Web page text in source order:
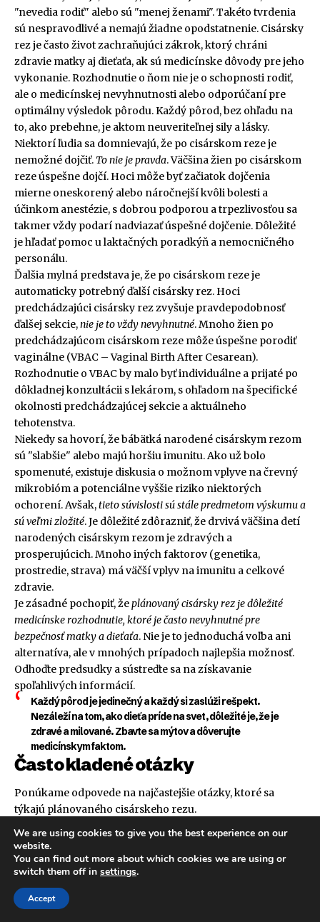
"nevedia rodiť" alebo sú "menej ženami". Takéto tvrdenia
sú nespravodlivé a nemajú žiadne opodstatnenie. Cisársky
rez je často život zachraňujúci zákrok, ktorý chráni
zdravie matky aj dieťaťa, ak sú medicínske dôvody pre jeho
vykonanie. Rozhodnutie o ňom nie je o schopnosti rodiť,
ale o medicínskej nevyhnutnosti alebo odporúčaní pre
optimálny výsledok pôrodu. Každý pôrod, bez ohľadu na
to, ako prebehne, je aktom neuveriteľnej sily a lásky.
Niektorí ľudia sa domnievajú, že po cisárskom reze je
nemožné dojčiť. To nie je pravda. Väčšina žien po cisárskom
reze úspešne dojčí. Hoci môže byť začiatok dojčenia
mierne oneskorený alebo náročnejší kvôli bolesti a
účinkom anestézie, s dobrou podporou a trpezlivosťou sa
takmer vždy podarí nadviazať úspešné dojčenie. Dôležité
je hľadať pomoc u laktačných poradkýň a nemocničného
personálu.
Ďalšia mylná predstava je, že po cisárskom reze je
automaticky potrebný ďalší cisársky rez. Hoci
predchádzajúci cisársky rez zvyšuje pravdepodobnosť
ďalšej sekcie,nie je to vždy nevyhnutné. Mnoho žien po
predchádzajúcom cisárskom reze môže úspešne porodiť
vaginálne (VBAC – Vaginal Birth After Cesarean).
Rozhodnutie o VBAC by malo byť individuálne a prijaté po
dôkladnej konzultácii s lekárom, s ohľadom na špecifické
okolnosti predchádzajúcej sekcie a aktuálneho
tehotenstva.
Niekedy sa hovorí, že bábätká narodené cisárskym rezom
sú "slabšie" alebo majú horšiu imunitu. Ako už bolo
spomenuté, existuje diskusia o možnom vplyve na črevný
mikrobióm a potenciálne vyššie riziko niektorých
ochorení. Avšak,tieto súvislosti sú stále predmetom výskumu a
sú veľmi zložité. Je dôležité zdôrazniť, že drvivá väčšina detí
narodených cisárskym rezom je zdravých a
prosperujúcich. Mnoho iných faktorov (genetika,
prostredie, strava) má väčší vplyv na imunitu a celkové
zdravie.
Je zásadné pochopiť, žeplánovaný cisársky rez je dôležité
medicínske rozhodnutie, ktoré je často nevyhnutné pre
bezpečnosť matky a dieťaťa. Nie je to jednoduchá voľba ani
alternatíva, ale v mnohých prípadoch najlepšia možnosť.
Odhoďte predsudky a sústreďte sa na získavanie
spoľahlivých informácií.
Každý pôrod je jedinečný a každý si zaslúži rešpekt.
Nezáleží na tom, ako dieťa príde na svet, dôležité je, že je
zdravé a milované. Zbavte sa mýtov a dôverujte
medicínskym faktom.
Často kladené otázky
Ponúkame odpovede na najčastejšie otázky, ktoré sa
týkajú plánovaného cisárskeho rezu.
Áno, väčšina žien môže po cisárskom reze úspešne dojčiť.
Aj keď môže byť začiatok dojčenia mierne oneskorený
koža na kožu a podpora od personálu pôrodnice alebo
We are using cookies to give you the best experience on our
website.
You can find out more about which cookies we are using or
switch them off in settings.
Accept